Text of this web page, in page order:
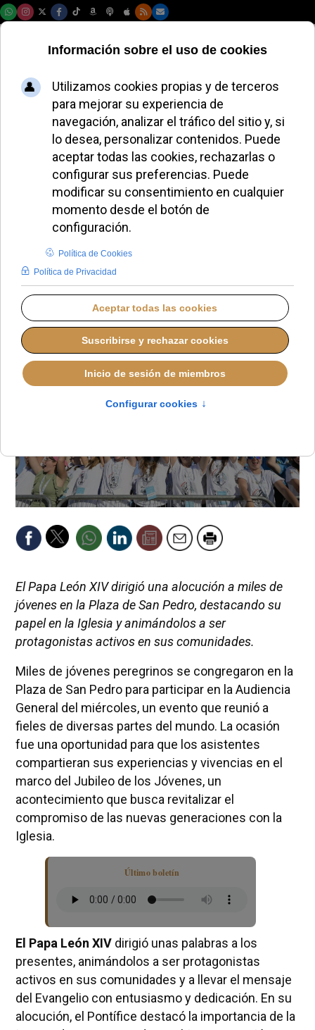
El Papa León XIV
impulsa a los
jóvenes en el
Jubileo en San
Pedro
MIÉRCOLES, 06 AGOSTO 2025 20:02
El Papa León XIV dirigió una alocución a miles de
jóvenes en la Plaza de San Pedro, destacando su
papel en la Iglesia y animándolos a ser
protagonistas activos en sus comunidades.
Miles de jóvenes peregrinos se congregaron en la
Plaza de San Pedro para participar en la Audiencia
General del miércoles, un evento que reunió a
fieles de diversas partes del mundo. La ocasión
fue una oportunidad para que los asistentes
compartieran sus experiencias y vivencias en el
marco del Jubileo de los Jóvenes, un
acontecimiento que busca revitalizar el
compromiso de las nuevas generaciones con la
Iglesia.
Último boletín
El Papa León XIVdirigió unas palabras a los
presentes, animándolos a ser protagonistas
activos en sus comunidades y a llevar el mensaje
del Evangelio con entusiasmo y dedicación. En su
alocución, el Pontífice destacó la importancia de la